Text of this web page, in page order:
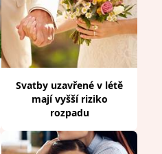
Svatby uzavřené v létě
mají vyšší riziko
rozpadu